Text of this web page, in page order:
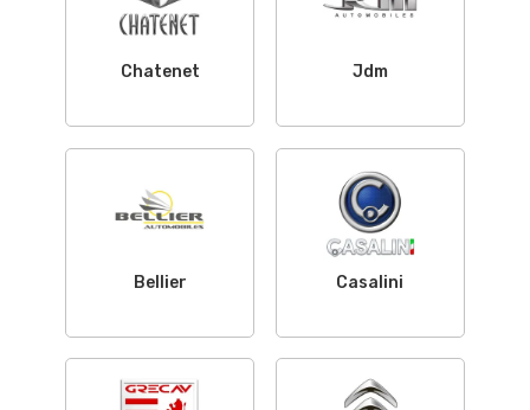
Chatenet Jdm
Bellier Casalini